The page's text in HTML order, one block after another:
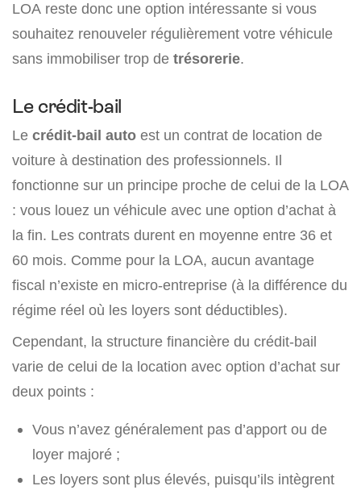
LOA reste donc une option intéressante si vous
souhaitez renouveler régulièrement votre véhicule
sans immobiliser trop de trésorerie.
Le crédit-bail
Le crédit-bail auto est un contrat de location de
voiture à destination des professionnels. Il
fonctionne sur un principe proche de celui de la LOA
: vous louez un véhicule avec une option d’achat à
la fin. Les contrats durent en moyenne entre 36 et
60 mois. Comme pour la LOA, aucun avantage
fiscal n’existe en micro-entreprise (à la différence du
régime réel où les loyers sont déductibles).
Cependant, la structure financière du crédit-bail
varie de celui de la location avec option d’achat sur
deux points :
Vous n’avez généralement pas d’apport ou de
loyer majoré ;
Les loyers sont plus élevés, puisqu’ils intègrent